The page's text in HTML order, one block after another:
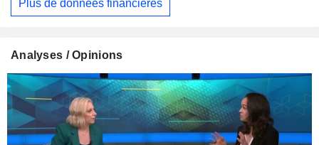
Plus de données financières
Analyses / Opinions